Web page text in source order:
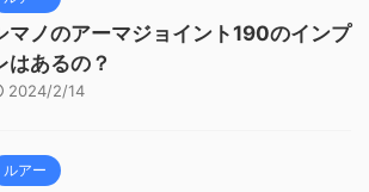
マノのアーマジョイント190のインプ
はあるの？
2024/2/14
ルアー